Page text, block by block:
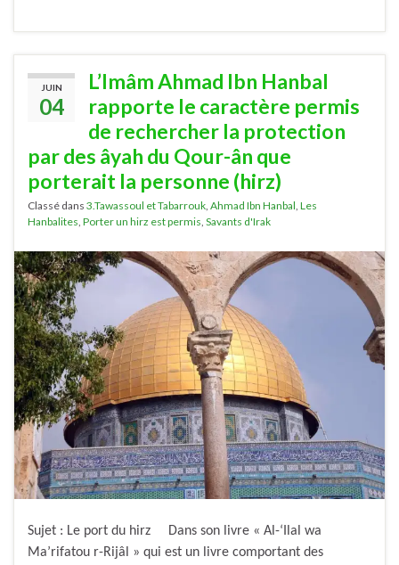
JUIN
04
L’Imâm Ahmad Ibn Hanbal
rapporte le caractère permis
de rechercher la protection
par des âyah du Qour-ân que
porterait la personne (hirz)
Classé dans 3.Tawassoul et Tabarrouk, Ahmad Ibn Hanbal, Les
Hanbalites, Porter un hirz est permis, Savants d'Irak
Sujet : Le port du hirz Dans son livre « Al-‘Ilal wa
Ma’rifatou r-Rijâl » qui est un livre comportant des